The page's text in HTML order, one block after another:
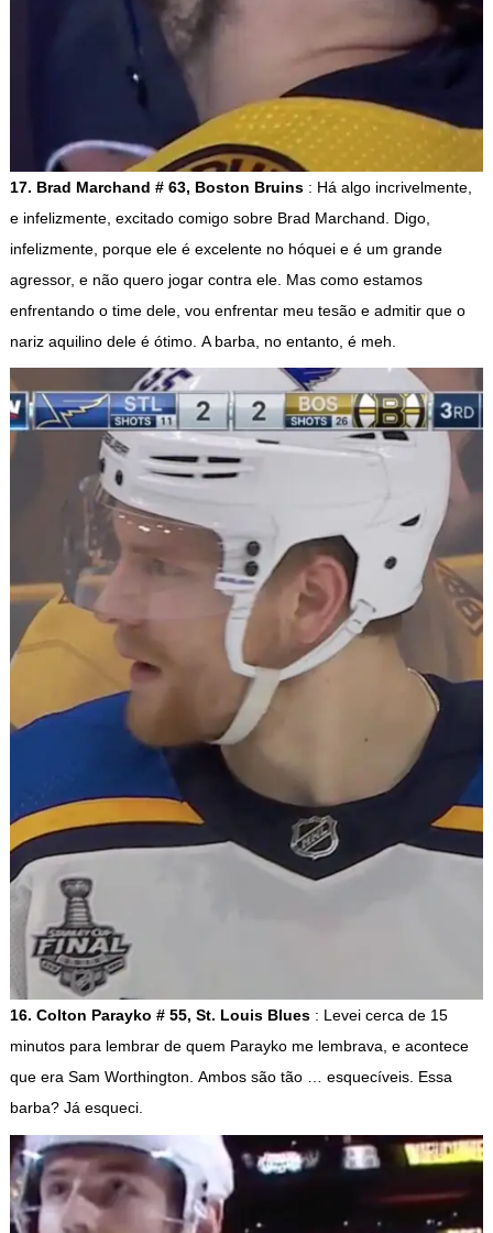
17. Brad Marchand # 63, Boston Bruins: Há algo incrivelmente,
e infelizmente, excitado comigo sobre Brad Marchand. Digo,
infelizmente, porque ele é excelente no hóquei e é um grande
agressor, e não quero jogar contra ele. Mas como estamos
enfrentando o time dele, vou enfrentar meu tesão e admitir que o
nariz aquilino dele é ótimo. A barba, no entanto, é meh.
16. Colton Parayko # 55, St. Louis Blues: Levei cerca de 15
minutos para lembrar de quem Parayko me lembrava, e acontece
que era Sam Worthington. Ambos são tão … esquecíveis. Essa
barba? Já esqueci.